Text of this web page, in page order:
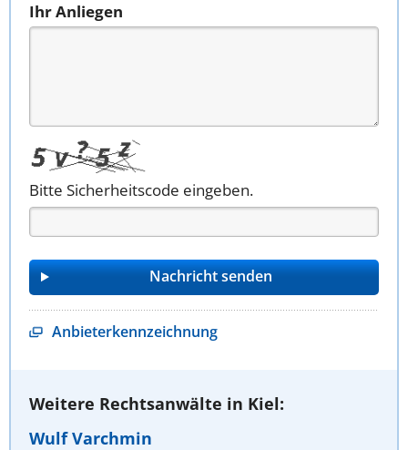
Ihr Anliegen
Bitte Sicherheitscode eingeben.
Anbieterkennzeichnung
Weitere Rechtsanwälte in Kiel:
Wulf Varchmin